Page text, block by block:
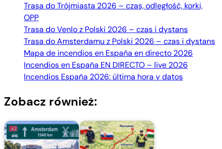
Trasa do Trójmiasta 2026 – czas, odległość, korki,
OPP
Trasa do Venlo z Polski 2026 – czas i dystans
Trasa do Amsterdamu z Polski 2026 – czas i dystans
Mapa de incendios en España en directo 2026
Incendios en España EN DIRECTO – live 2026
Incendios España 2026: última hora y datos
Zobacz również: